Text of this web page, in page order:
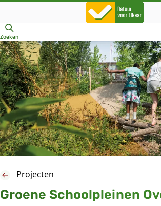
hoofdinhoud
Zoeken
Groene Schoolpleinen
Projecten